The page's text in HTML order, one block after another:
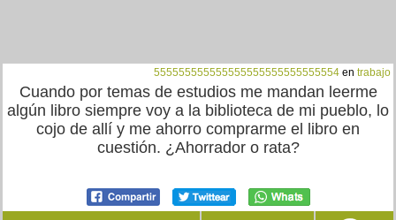
555555555555555555555555555554 en trabajo
Cuando por temas de estudios me mandan leerme
algún libro siempre voy a la biblioteca de mi pueblo, lo
cojo de allí y me ahorro comprarme el libro en
cuestión. ¿Ahorrador o rata?